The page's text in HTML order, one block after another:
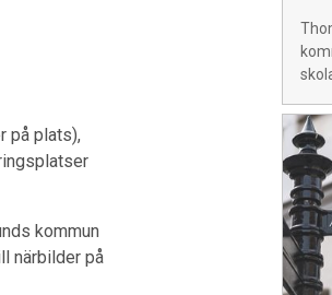
på plats),
kommun
närbilder på